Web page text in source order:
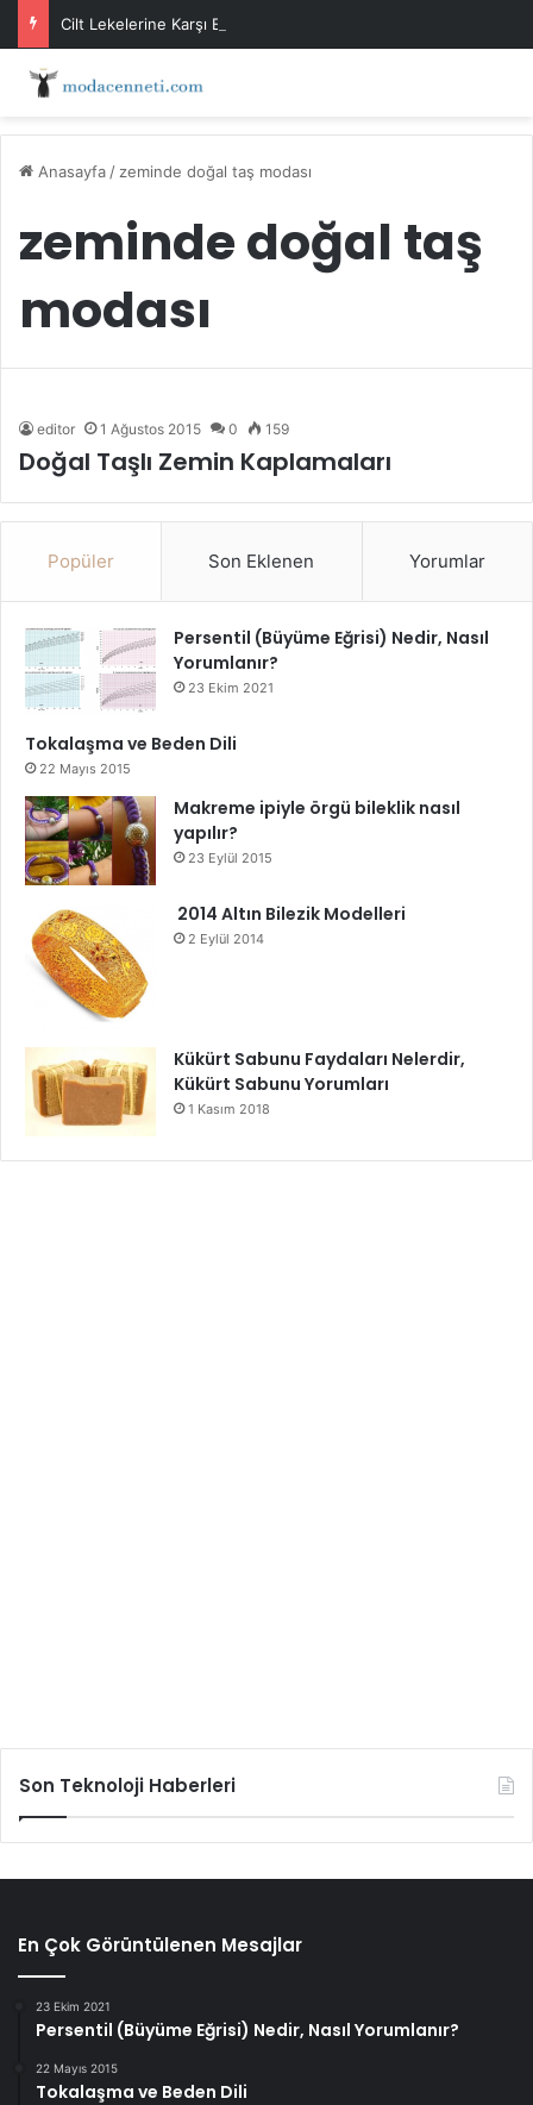
Cilt Lekelerine Karşı Evde Maske Önerileri
Anasayfa / zeminde doğal taş modası
zeminde doğal taş
modası
editor 1 Ağustos 2015 0 159
Doğal Taşlı Zemin Kaplamaları
Popüler Son Eklenen Yorumlar
Persentil (Büyüme Eğrisi) Nedir, Nasıl
Yorumlanır?
23 Ekim 2021
Tokalaşma ve Beden Dili
22 Mayıs 2015
Makreme ipiyle örgü bileklik nasıl
yapılır?
23 Eylül 2015
2014 Altın Bilezik Modelleri
2 Eylül 2014
Kükürt Sabunu Faydaları Nelerdir,
Kükürt Sabunu Yorumları
1 Kasım 2018
Son Teknoloji Haberleri
En Çok Görüntülenen Mesajlar
23 Ekim 2021
Persentil (Büyüme Eğrisi) Nedir, Nasıl Yorumlanır?
22 Mayıs 2015
Tokalaşma ve Beden Dili